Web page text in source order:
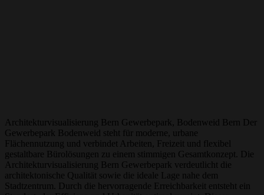
Architekturvisualisierung Bern Gewerbepark, Bodenweid Bern Der
Gewerbepark Bodenweid steht für moderne, urbane
Flächennutzung und verbindet Arbeiten, Freizeit und flexibel
gestaltbare Bürolösungen zu einem stimmigen Gesamtkonzept. Die
Architekturvisualisierung Bern Gewerbepark verdeutlicht die
architektonische Qualität sowie die ideale Lage nahe dem
Stadtzentrum. Durch die hervorragende Erreichbarkeit entsteht ein